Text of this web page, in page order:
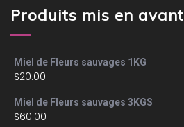
Produits mis en avant
Miel de Fleurs sauvages 1KG
$20.00
Miel de Fleurs sauvages 3KGS
$60.00